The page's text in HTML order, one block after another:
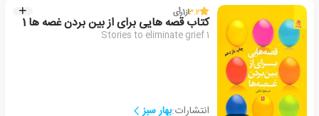
3.2از1رأی
کتاب قصه هایی برای از بین بردن غصه ها 1
Stories to eliminate grief 1
انتشارات:بهار سبز